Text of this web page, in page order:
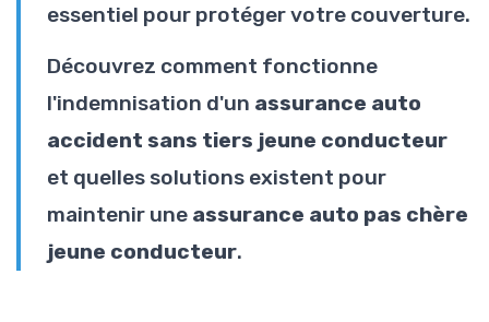
essentiel pour protéger votre couverture.
Découvrez comment fonctionne
l'indemnisation d'un assurance auto
accident sans tiers jeune conducteur
et quelles solutions existent pour
maintenir une assurance auto pas chère
jeune conducteur.